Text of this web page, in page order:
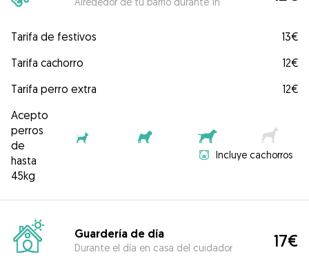
Tarifa de festivos
13€
Tarifa cachorro
12€
Tarifa perro extra
12€
Acepto
perros
de
hasta
45kg
Incluye cachorros
Guardería de día
Durante el día en casa del cuidador 17€